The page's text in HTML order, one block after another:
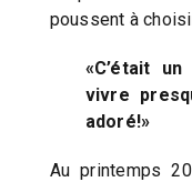
poussent à
«C’était
vivre
adoré!»
Au printemps